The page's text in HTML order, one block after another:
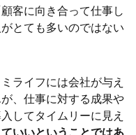
客に向き合って仕事し
とても多いのではない
ライフには会社が与え
、仕事に対する成果や
してタイムリーに見え
いいということではあ